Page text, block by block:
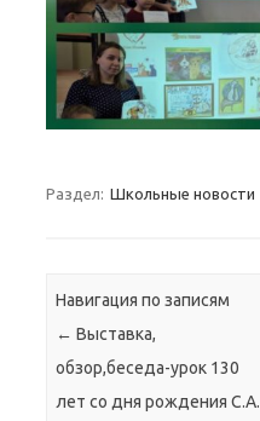
Раздел: Школьные новости
Навигация по записям
← Выставка,
обзор,беседа-урок 130
лет со дня рождения С.А.